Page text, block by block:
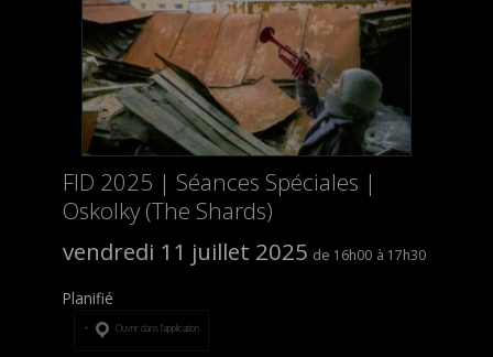
FID 2025 | Séances Spéciales |
Oskolky (The Shards)
vendredi 11 juillet 2025
16h00 17h30
Planifié
Ouvrir dans l’application